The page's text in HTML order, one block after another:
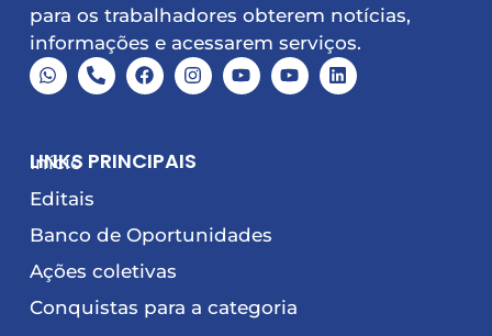
para os trabalhadores obterem notícias,
informações e acessarem serviços.
LINKS PRINCIPAIS
Início
Editais
Banco de Oportunidades
Ações coletivas
Conquistas para a categoria